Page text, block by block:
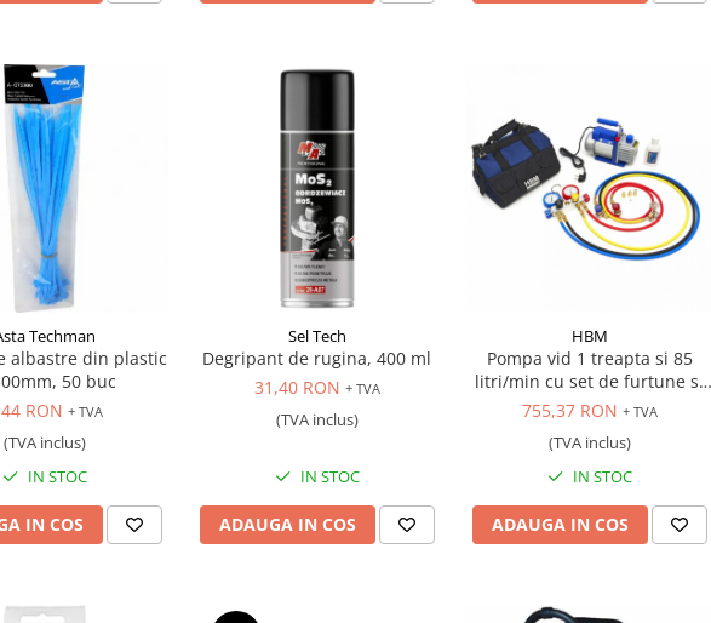
Techman
albastre din plastic
50 buc
RON + TVA
(TVA inclus)
IN STOC
IN COS
Sel Tech
Degripant de rugina, 400 ml
31,40 RON + TVA
(TVA inclus)
IN STOC
ADAUGA IN COS
HBM
Pompa vid 1 treapta si 85
litri/min cu set de furtune si
manometre
755,37 RON + TVA
(TVA inclus)
IN STOC
ADAUGA IN COS